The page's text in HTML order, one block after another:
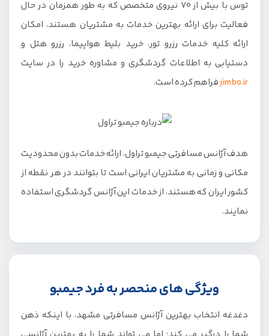
توس با بیش از 70 نیروی متخصص که به طور همزمان در حال
فعالیت برای ارائه بهترین خدمات به مشتریان هستند، امکان
ارائه کلیه خدمات رزرو تور، خرید بلیط هواپیما، رزرو هتل و
دستیابی به اطلاعات گردشگری و مشاوره خرید را در سایت
jimbo.irفراهم کرده است.
هدف آژانس مسافرتی جیمبو تراول، ارائه خدمات بدون محدودیت
مکانی و زمانی به مشتریان ایرانی است تا بتوانند در هر نقطه از
کشور ایران که هستند، از خدمات این آژانس گردشگری استفاده
نمایند.
ویژگی های منحصر به فرد جیمبو
دغدغه انتخاب بهترین آژانس مسافرتی مشهد، با اینکه ذهن